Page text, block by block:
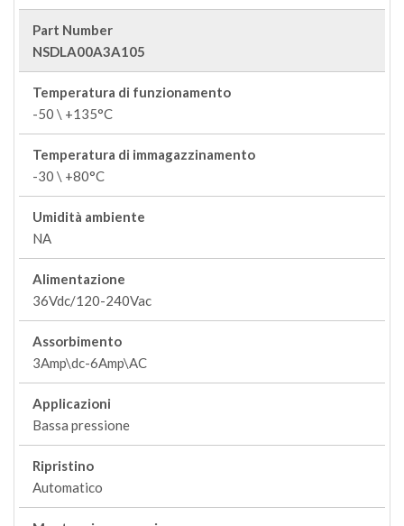
Part Number
NSDLA00A3A105
Temperatura di funzionamento
-50 \ +135°C
Temperatura di immagazzinamento
-30 \ +80°C
Umidità ambiente
NA
Alimentazione
36Vdc/120-240Vac
Assorbimento
3Amp\dc-6Amp\AC
Applicazioni
Bassa pressione
Ripristino
Automatico